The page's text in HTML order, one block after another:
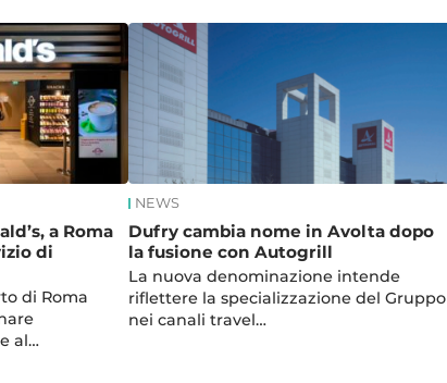
a Roma
di
di Roma
al…
NEWS
Dufry cambia nome in Avolta dopo
la fusione con Autogrill
La nuova denominazione intende
riflettere la specializzazione del Gruppo
nei canali travel…